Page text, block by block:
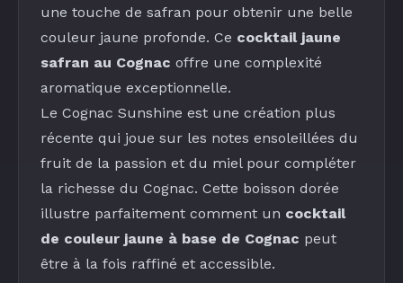
une touche de safran pour obtenir une belle
couleur jaune profonde. Ce cocktail jaune
safran au Cognac offre une complexité
aromatique exceptionnelle.
Le Cognac Sunshine est une création plus
récente qui joue sur les notes ensoleillées du
fruit de la passion et du miel pour compléter
la richesse du Cognac. Cette boisson dorée
illustre parfaitement comment un cocktail
de couleur jaune à base de Cognac peut
être à la fois raffiné et accessible.